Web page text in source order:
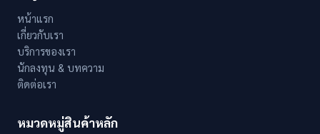
หน้าแรก
เกี่ยวกับเรา
บริการของเรา
นักลงทุน & บทความ
ติดต่อเรา
หมวดหมู่สินค้าหลัก